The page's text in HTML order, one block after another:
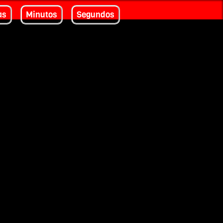
Minutos Segundos